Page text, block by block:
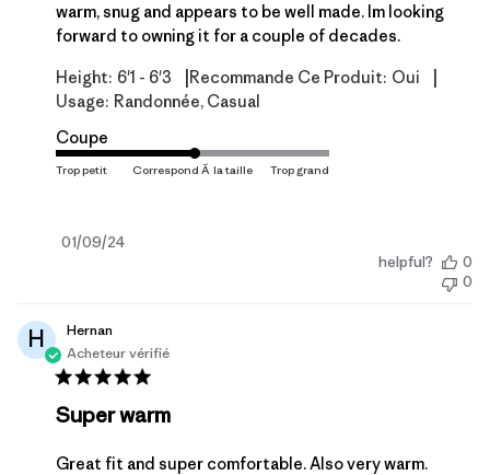
warm, snug and appears to be well made. Im looking
forward to owning it for a couple of decades.
Height: 6'1 - 6'3 Recommande Ce Produit: Oui
Usage: Randonnée, Casual
Coupe
Date
01/09/24
helpful?
0
0
H
Hernan
Acheteur vérifié
Super warm
Great fit and super comfortable. Also very warm.